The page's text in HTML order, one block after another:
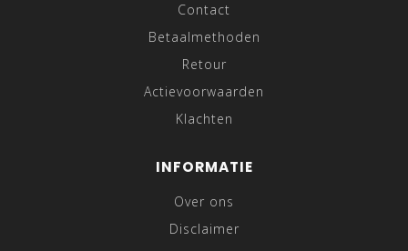
Contact
Betaalmethoden
Retour
Actievoorwaarden
Klachten
INFORMATIE
Over ons
Disclaimer